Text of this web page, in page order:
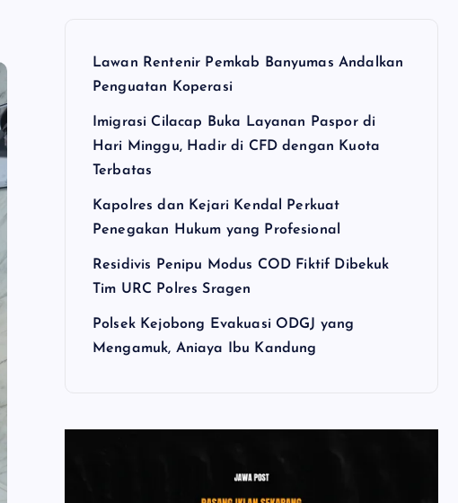
Lawan Rentenir Pemkab Banyumas Andalkan
Penguatan Koperasi
Imigrasi Cilacap Buka Layanan Paspor di
Hari Minggu, Hadir di CFD dengan Kuota
Terbatas
Kapolres dan Kejari Kendal Perkuat
Penegakan Hukum yang Profesional
Residivis Penipu Modus COD Fiktif Dibekuk
Tim URC Polres Sragen
Polsek Kejobong Evakuasi ODGJ yang
Mengamuk, Aniaya Ibu Kandung